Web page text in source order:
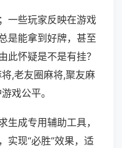
一些玩家反映在游戏
是能拿到好牌，甚至
此怀疑是不是有挂？
,老友圈麻将,聚友麻
戏公平。
生成专用辅助工具，
实现“必胜”效果，适